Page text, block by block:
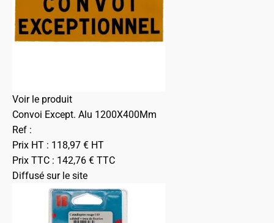
Voir le produit
Convoi Except. Alu 1200X400Mm
Ref :
Prix HT : 118,97 € HT
Prix TTC : 142,76 € TTC
Diffusé sur le site